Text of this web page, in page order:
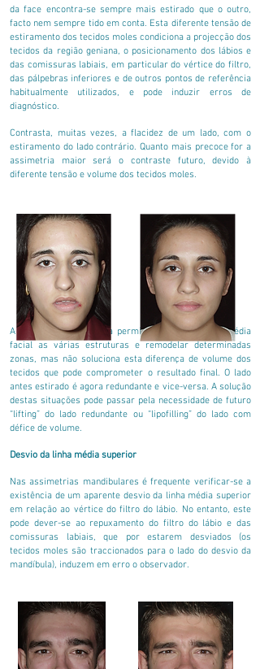
da face encontra-se sempre mais estirado que o outro,
facto nem sempre tido em conta. Esta diferente tensão de
estiramento dos tecidos moles condiciona a projecção dos
tecidos da região geniana, o posicionamento dos lábios e
das comissuras labiais, em particular do vértice do filtro,
das pálpebras inferiores e de outros pontos de referência
habitualmente utilizados, e pode induzir erros de
diagnóstico.
Contrasta, muitas vezes, a flacidez de um lado, com o
estiramento do lado contrário. Quanto mais precoce for a
assimetria maior será o contraste futuro, devido à
diferente tensão e volume dos tecidos moles.
A correcção ortognática permite colocar na linha média
facial as várias estruturas e remodelar determinadas
zonas, mas não soluciona esta diferença de volume dos
tecidos que pode comprometer o resultado final. O lado
antes estirado é agora redundante e vice-versa. A solução
destas situações pode passar pela necessidade de futuro
“lifting” do lado redundante ou “lipofilling” do lado com
défice de volume.
Desvio da linha média superior
Nas assimetrias mandibulares é frequente verificar-se a
existência de um aparente desvio da linha média superior
em relação ao vértice do filtro do lábio. No entanto, este
pode dever-se ao repuxamento do filtro do lábio e das
comissuras labiais, que por estarem desviados (os
tecidos moles são traccionados para o lado do desvio da
mandíbula), induzem em erro o observador.